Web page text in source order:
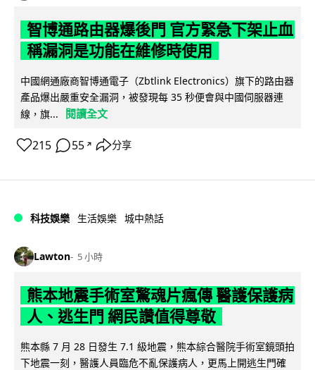
智博通路由器爆後門 官方緊急下架止血
稱漏洞是功能在維修時使用
中國網通廠商智博通電子（Zbtlink Electronics）旗下的路由器
產品爆出嚴重安全漏洞，被發現每 35 秒便會與中國伺服器連
線，旗...
閱讀全文
215 55 ↗ 分享
科技娛樂 生活娛樂 城中熱話
Lawton 5 小時
熊本地震手術室驚魂片瘋傳 醫護保護病
人、逃生門 網民讚值得尊敬
熊本縣 7 月 28 日發生 7.1 級地震，熊本綜合醫院手術室鏡頭拍
下地震一刻，醫護人員臨危不亂保護病人，更馬上開逃生門確